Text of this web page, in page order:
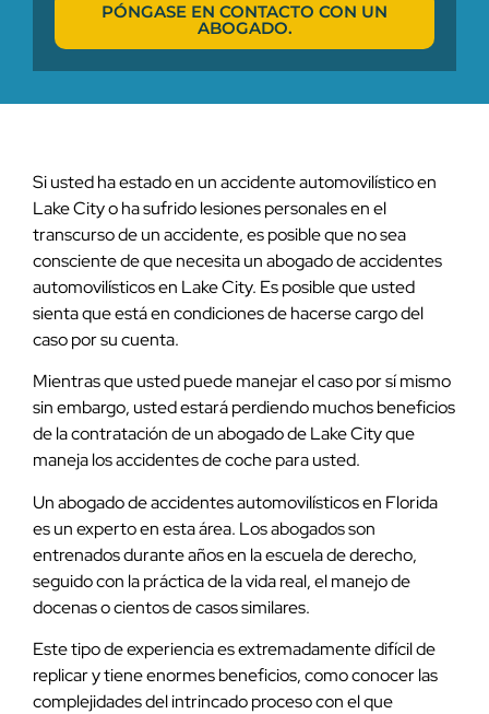
PÓNGASE EN CONTACTO CON UN
ABOGADO.
Si usted ha estado en un accidente automovilístico en
Lake City o ha sufrido lesiones personales en el
transcurso de un accidente, es posible que no sea
consciente de que necesita un abogado de accidentes
automovilísticos en Lake City. Es posible que usted
sienta que está en condiciones de hacerse cargo del
caso por su cuenta.
Mientras que usted puede manejar el caso por sí mismo
sin embargo, usted estará perdiendo muchos beneficios
de la contratación de un abogado de Lake City que
maneja los accidentes de coche para usted.
Un abogado de accidentes automovilísticos en Florida
es un experto en esta área. Los abogados son
entrenados durante años en la escuela de derecho,
seguido con la práctica de la vida real, el manejo de
docenas o cientos de casos similares.
Este tipo de experiencia es extremadamente difícil de
replicar y tiene enormes beneficios, como conocer las
complejidades del intrincado proceso con el que